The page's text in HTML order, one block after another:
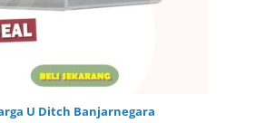
U Ditch Banjarnegara